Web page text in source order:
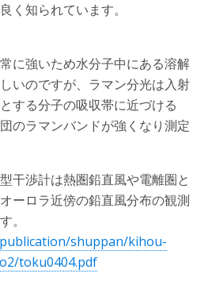
く知られています。
に強いため水分子中にある溶解
いのですが、ラマン分光は入射
する分子の吸収帯に近づける
のラマンバンドが強くなり測定
干渉計は熱圏鉛直風や電離圏と
ーロラ近傍の鉛直風分布の観測
。
shuppan/kihou-
toku0404.pdf